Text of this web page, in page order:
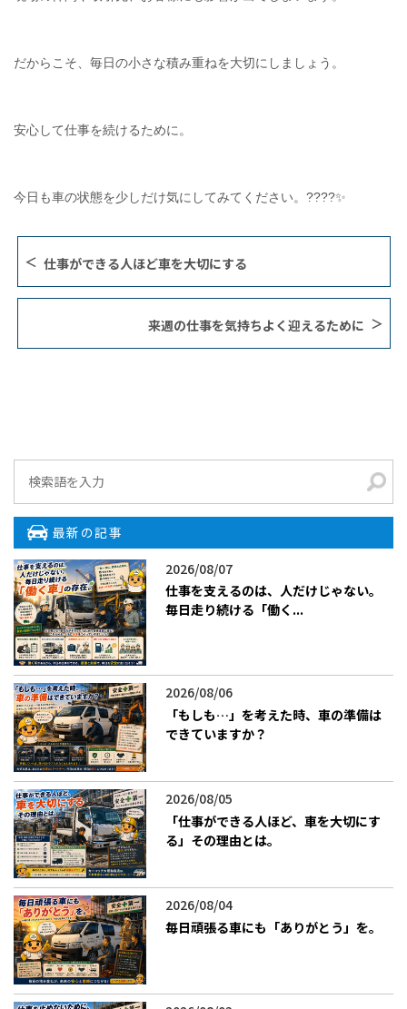
だからこそ、毎日の小さな積み重ねを大切にしましょう。
安心して仕事を続けるために。
今日も車の状態を少しだけ気にしてみてください。????✨
仕事ができる人ほど車を大切にする
来週の仕事を気持ちよく迎えるために
最新の記事
2026/08/07
仕事を支えるのは、人だけじゃない。
毎日走り続ける「働く...
2026/08/06
「もしも…」を考えた時、車の準備は
できていますか？
2026/08/05
「仕事ができる人ほど、車を大切にす
る」その理由とは。
2026/08/04
毎日頑張る車にも「ありがとう」を。